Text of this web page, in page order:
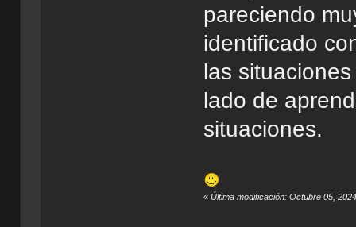
pareciendo
identificado
las
lado de
situaciones.
«Última modificación: Octubre 05,